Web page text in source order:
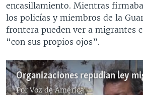
encasillamiento. Mientras
los policías y miembros de la
frontera pueden ver a migrantes
“con sus propios ojos”.
PorVoz de América